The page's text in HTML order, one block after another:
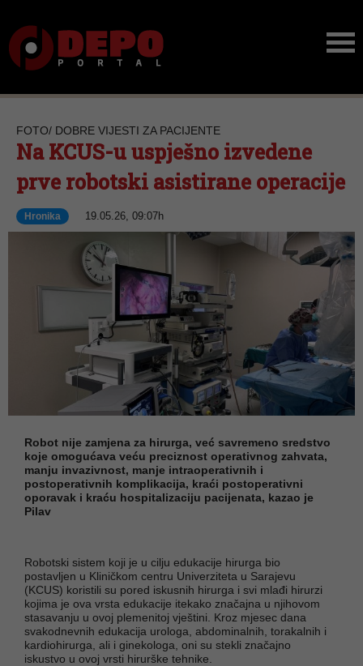
FOTO/ DOBRE VIJESTI ZA PACIJENTE
Na KCUS-u uspješno izvedene
prve robotski asistirane operacije
Hronika 19.05.26, 09:07h
Robot nije zamjena za hirurga, već savremeno sredstvo
koje omogućava veću preciznost operativnog zahvata,
manju invazivnost, manje intraoperativnih i
postoperativnih komplikacija, kraći postoperativni
oporavak i kraću hospitalizaciju pacijenata, kazao je
Pilav
Robotski sistem koji je u cilju edukacije hirurga bio
postavljen u Kliničkom centru Univerziteta u Sarajevu
(KCUS) koristili su pored iskusnih hirurga i svi mlađi hirurzi
kojima je ova vrsta edukacije itekako značajna u njihovom
stasavanju u ovoj plemenitoj vještini. Kroz mjesec dana
svakodnevnih edukacija urologa, abdominalnih, torakalnih i
kardiohirurga, ali i ginekologa, oni su stekli značajno
iskustvo u ovoj vrsti hirurške tehnike.